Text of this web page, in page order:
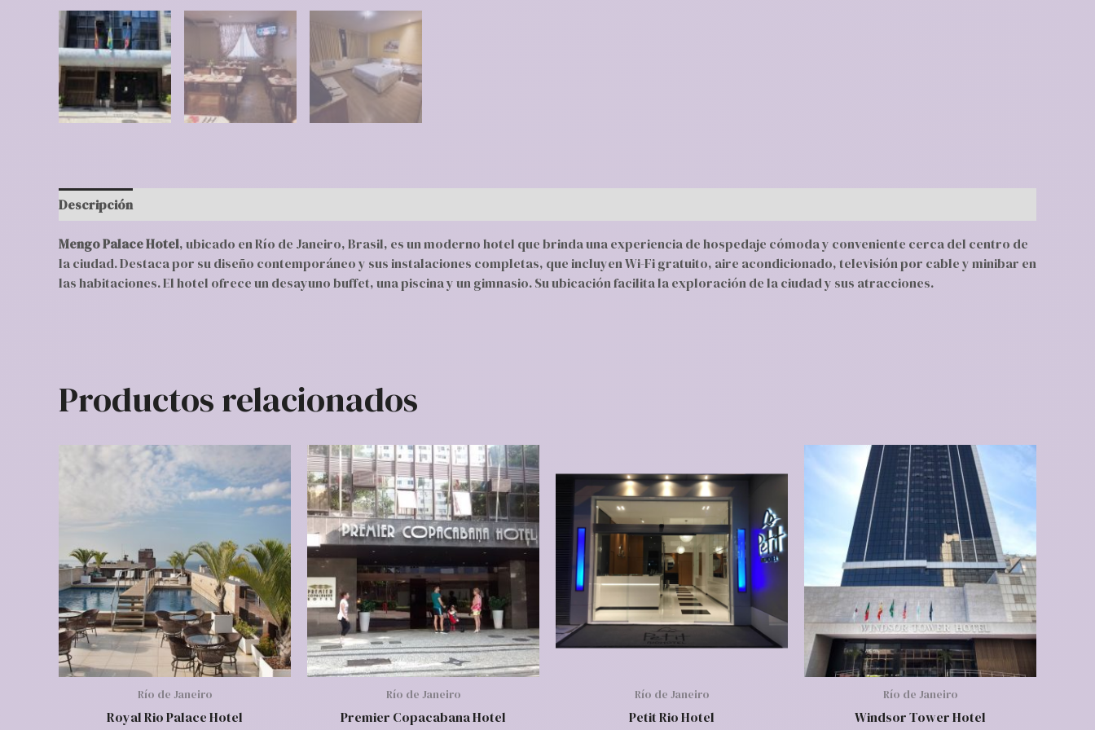
Descripción
Mengo Palace Hotel, ubicado en Río de Janeiro, Brasil, es un moderno hotel que brinda una experiencia de hospedaje cómoda y conveniente cerca del centro de
la ciudad. Destaca por su diseño contemporáneo y sus instalaciones completas, que incluyen Wi-Fi gratuito, aire acondicionado, televisión por cable y minibar en
las habitaciones. El hotel ofrece un desayuno buffet, una piscina y un gimnasio. Su ubicación facilita la exploración de la ciudad y sus atracciones.
Productos relacionados
Río de Janeiro
Royal Rio Palace Hotel
Río de Janeiro
Premier Copacabana Hotel
Río de Janeiro
Petit Rio Hotel
Río de Janeiro
Windsor Tower Hotel